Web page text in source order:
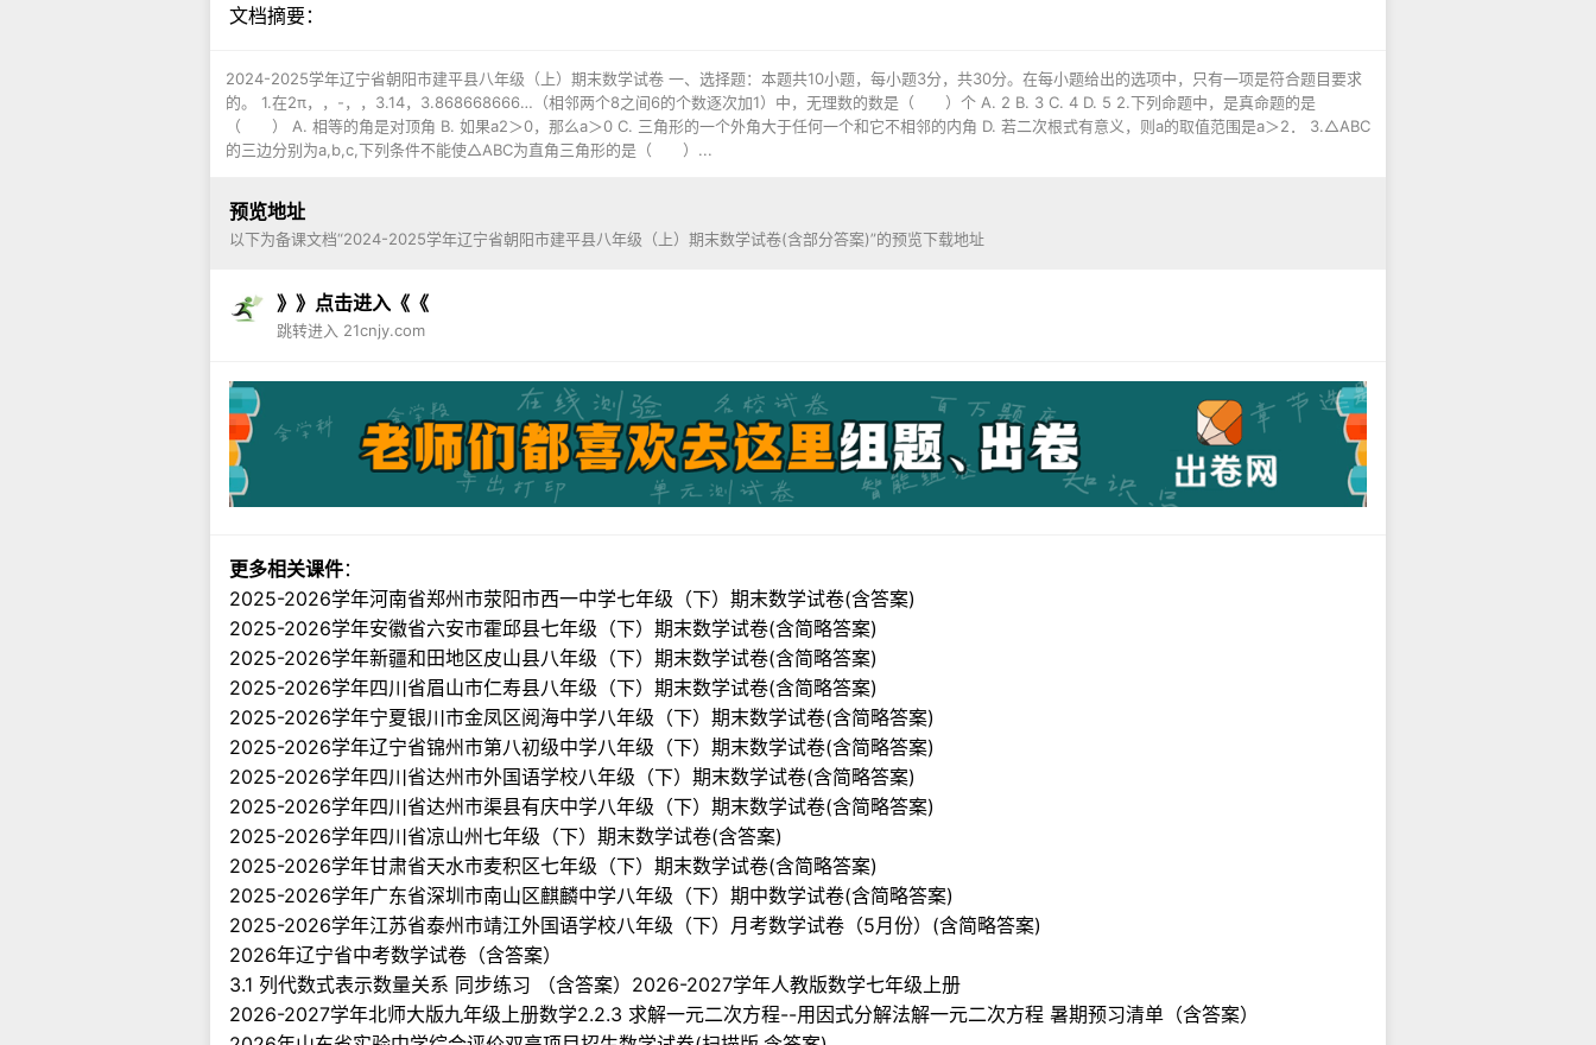
文档摘要：
2024-2025学年辽宁省朝阳市建平县八年级（上）期末数学试卷 一、选择题：本题共10小题，每小题3分，共30分。在每小题给出的选项中，只有一项是符合题目要求
的。 1.在2π，，-，，3.14，3.868668666…（相邻两个8之间6的个数逐次加1）中，无理数的数是（ ）个 A. 2 B. 3 C. 4 D. 5 2.下列命题中，是真命题的是
（ ） A. 相等的角是对顶角 B. 如果a2＞0，那么a＞0 C. 三角形的一个外角大于任何一个和它不相邻的内角 D. 若二次根式有意义，则a的取值范围是a＞2． 3.△ABC
的三边分别为a,b,c,下列条件不能使△ABC为直角三角形的是（ ）...
预览地址
以下为备课文档“2024-2025学年辽宁省朝阳市建平县八年级（上）期末数学试卷(含部分答案)”的预览下载地址
》》点击进入《《
跳转进入 21cnjy.com
更多相关课件：
2025-2026学年河南省郑州市荥阳市西一中学七年级（下）期末数学试卷(含答案)
2025-2026学年安徽省六安市霍邱县七年级（下）期末数学试卷(含简略答案)
2025-2026学年新疆和田地区皮山县八年级（下）期末数学试卷(含简略答案)
2025-2026学年四川省眉山市仁寿县八年级（下）期末数学试卷(含简略答案)
2025-2026学年宁夏银川市金凤区阅海中学八年级（下）期末数学试卷(含简略答案)
2025-2026学年辽宁省锦州市第八初级中学八年级（下）期末数学试卷(含简略答案)
2025-2026学年四川省达州市外国语学校八年级（下）期末数学试卷(含简略答案)
2025-2026学年四川省达州市渠县有庆中学八年级（下）期末数学试卷(含简略答案)
2025-2026学年四川省凉山州七年级（下）期末数学试卷(含答案)
2025-2026学年甘肃省天水市麦积区七年级（下）期末数学试卷(含简略答案)
2025-2026学年广东省深圳市南山区麒麟中学八年级（下）期中数学试卷(含简略答案)
2025-2026学年江苏省泰州市靖江外国语学校八年级（下）月考数学试卷（5月份）(含简略答案)
2026年辽宁省中考数学试卷（含答案）
3.1 列代数式表示数量关系 同步练习 （含答案）2026-2027学年人教版数学七年级上册
2026-2027学年北师大版九年级上册数学2.2.3 求解一元二次方程--用因式分解法解一元二次方程 暑期预习清单（含答案）